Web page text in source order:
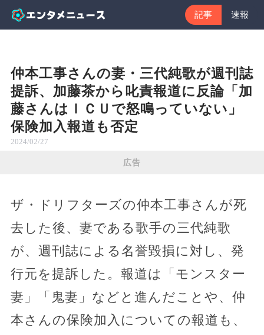
記事 速報
仲本工事さんの妻・三代純歌が週刊誌
提訴、加藤茶から叱責報道に反論「加
藤さんはＩＣＵで怒鳴っていない」
保険加入報道も否定
2024/02/27
広告
ザ・ドリフターズの仲本工事さんが死
去した後、妻である歌手の三代純歌
が、週刊誌による名誉毀損に対し、発
行元を提訴した。報道は「モンスター
妻」「鬼妻」などと進んだことや、仲
本さんの保険加入についての報道も、